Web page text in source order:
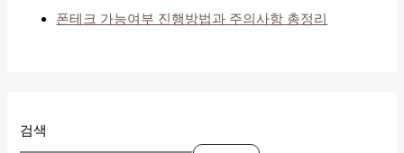
폰테크 가능여부 진행방법과 주의사항 총정리
검색